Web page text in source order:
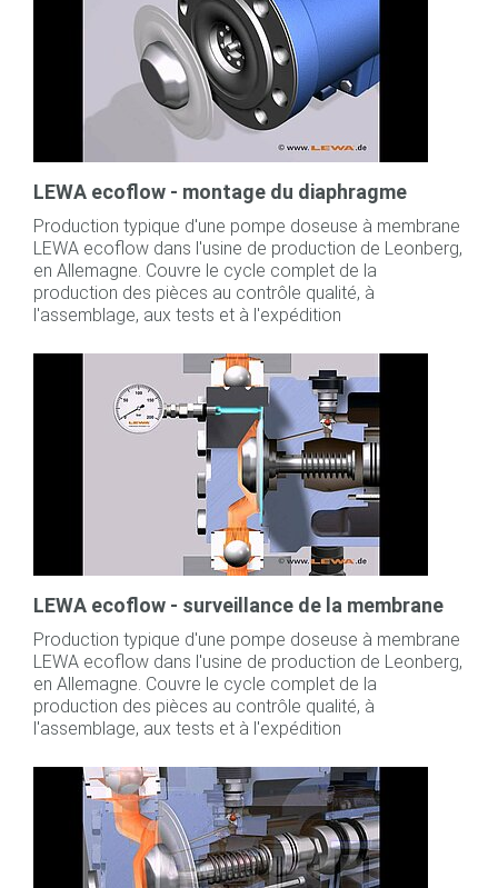
LEWA ecoflow - montage du diaphragme
Production typique d'une pompe doseuse à membrane
LEWA ecoflow dans l'usine de production de Leonberg,
en Allemagne. Couvre le cycle complet de la
production des pièces au contrôle qualité, à
l'assemblage, aux tests et à l'expédition
LEWA ecoflow - surveillance de la membrane
Production typique d'une pompe doseuse à membrane
LEWA ecoflow dans l'usine de production de Leonberg,
en Allemagne. Couvre le cycle complet de la
production des pièces au contrôle qualité, à
l'assemblage, aux tests et à l'expédition